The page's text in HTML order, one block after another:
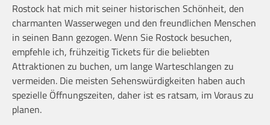
Rostock hat mich mit seiner historischen Schönheit, den
charmanten Wasserwegen und den freundlichen Menschen
in seinen Bann gezogen. Wenn Sie Rostock besuchen,
empfehle ich, frühzeitig Tickets für die beliebten
Attraktionen zu buchen, um lange Warteschlangen zu
vermeiden. Die meisten Sehenswürdigkeiten haben auch
spezielle Öffnungszeiten, daher ist es ratsam, im Voraus zu
planen.